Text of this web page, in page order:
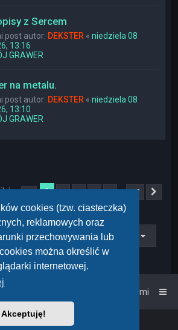
cookies (tzw. ciasteczka)
reklamowych oraz
przechowywania lub
można określić w
internetowej.
Akceptuję!
z Sercem
post autor: DEKSTER «niedziela 08
13:16
GRAWER
na metalu.
post autor: DEKSTER «niedziela 08
13:10
GRAWER
1 2 3 4 5 … 27
Przejdź do
Kontakt z nami
PlanetStyles